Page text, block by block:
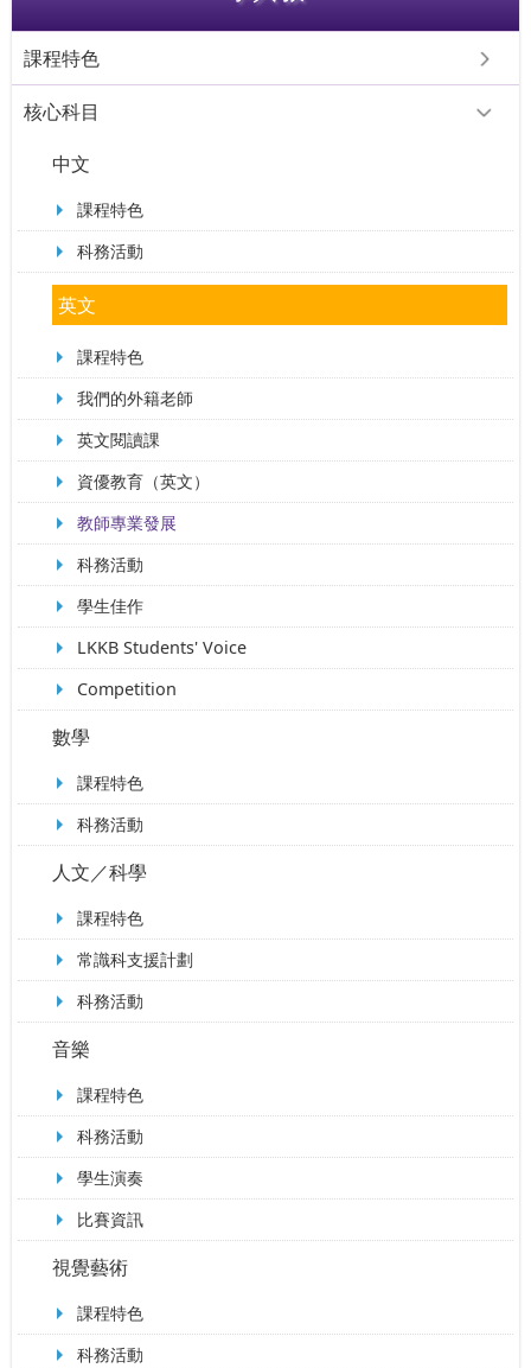
課程特色
核心科目
中文
課程特色
科務活動
英文
課程特色
我們的外籍老師
英文閱讀課
資優教育（英文）
教師專業發展
科務活動
學生佳作
LKKB Students' Voice
Competition
數學
課程特色
科務活動
人文／科學
課程特色
常識科支援計劃
科務活動
音樂
課程特色
科務活動
學生演奏
比賽資訊
視覺藝術
課程特色
科務活動